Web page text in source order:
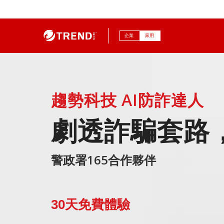
企業 家用
趨勢科技 AI防詐達人
劇透詐騙套路
警政署165合作夥伴
30天免費體驗